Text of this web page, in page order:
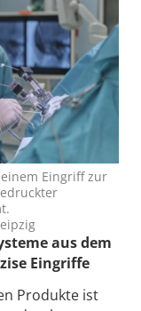
Eingriff zur
aus dem
Eingriffe
Produkte ist